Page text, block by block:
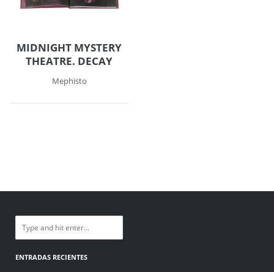
MIDNIGHT MYSTERY
THEATRE. DECAY
Mephisto
ENTRADAS RECIENTES